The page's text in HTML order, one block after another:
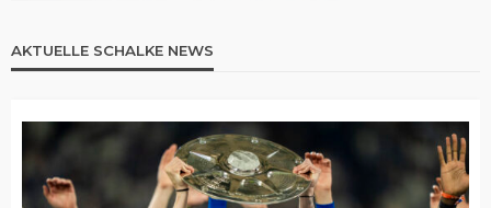
AKTUELLE SCHALKE NEWS